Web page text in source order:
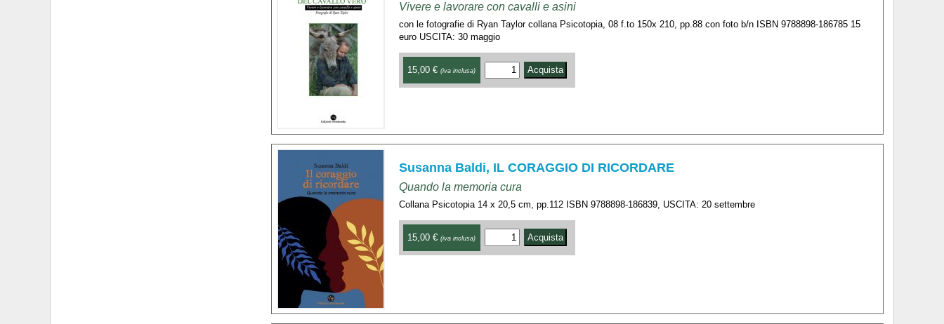
Vivere e lavorare con cavalli e asini
con le fotografie di Ryan Taylor collana Psicotopia, 08 f.to 150x 210, pp.88 con foto b/n ISBN 9788898-186785 15
euro USCITA: 30 maggio
15,00 € (iva inclusa)
Susanna Baldi, IL CORAGGIO DI RICORDARE
Quando la memoria cura
Collana Psicotopia 14 x 20,5 cm, pp.112 ISBN 9788898-186839, USCITA: 20 settembre
15,00 € (iva inclusa)